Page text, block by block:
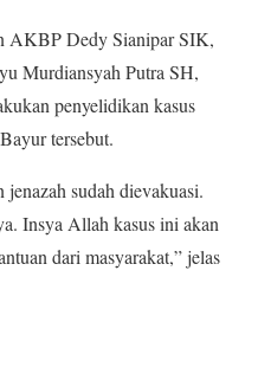
AKBP Dedy Sianipar SIK,
Murdiansyah Putra SH,
penyelidikan kasus
tersebut.
sudah dievakuasi.
Insya Allah kasus ini akan
dari masyarakat,” jelas